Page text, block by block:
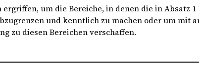
um die Bereiche, in denen die in Absatz
und kenntlich zu machen oder um mit
zu diesen Bereichen verschaffen.